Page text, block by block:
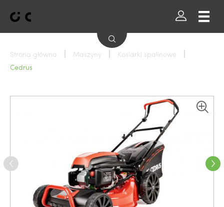
Strona główna Maszyny
Kosiarki spalinowe
Cedrus